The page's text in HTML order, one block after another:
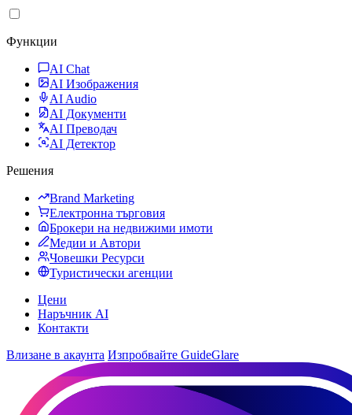
Функции
AI Chat
AI Изображения
AI Audio
AI Документи
AI Преводач
AI Детектор
Решения
Brand Marketing
Електронна търговия
Брокери на недвижими имоти
Медии и Автори
Човешки Ресурси
Туристически агенции
Цени
Наръчник AI
Контакти
Влизане в акаунта Изпробвайте GuideGlare